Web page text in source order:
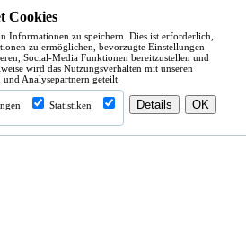
Cookies
Informationen zu speichern. Dies ist erforderlich,
zu ermöglichen, bevorzugte Einstellungen
Social-Media Funktionen bereitzustellen und
wird das Nutzungsverhalten mit unseren
Analysepartnern geteilt.
Statistiken